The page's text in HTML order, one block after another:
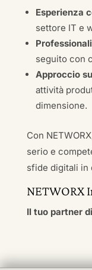
Esperienza
settore IT e
seguito con
Approccio
attività
dimensione.
Con
serio e
sfide digitali in
NETWORX
Il tuo partner